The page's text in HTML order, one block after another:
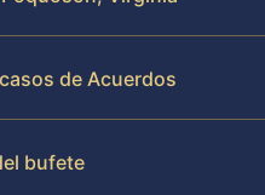
de Acuerdos
bufete